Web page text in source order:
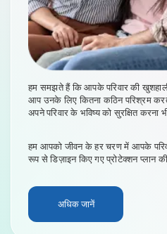
हम समझते हैं कि आपके परिवार की
आप उनके लिए कितना कठिन परिश्रम
अपने परिवार के भविष्य को सुरक्षित करना
हम आपको जीवन के हर चरण में आपके
रूप से डिज़ाइन किए गए प्रोटेक्शन प्लान
अधिक जानें